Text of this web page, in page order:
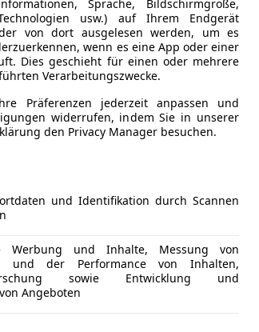
Elektro
0 g/km
360°
Elektrische
Elektrische
Innenausstattung
Schwarz
- Ihr Citroën, Suzuki und
freut sich auf Ihren Anruf. Wir sind
Sprache, Bildschirmgröße,
usw.) auf Ihrem Endgerät
von dort ausgelesen werden, um es
wenn es eine App oder einer
Dies geschieht für einen oder mehrere
Verarbeitungszwecke.
Präferenzen jederzeit anpassen und
widerrufen, indem Sie in unserer
den Privacy Manager besuchen.
und Identifikation durch Scannen
Werbung und Inhalte, Messung von
und der Performance von Inhalten,
sowie Entwicklung und
Angeboten